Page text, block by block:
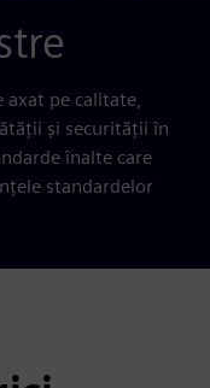
axat pe calitate,
și securității în
înalte care
standardelor